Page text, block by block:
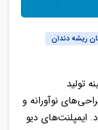
ریشه دندان
تولید
نوآورانه و
ایمپلنت‌های دیو